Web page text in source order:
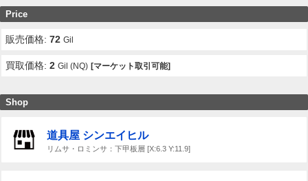
Price
販売価格:72 Gil
買取価格:2 Gil (NQ) [マーケット取引可能]
Shop
道具屋 シンエイヒル
リムサ・ロミンサ：下甲板層 [X:6.3 Y:11.9]